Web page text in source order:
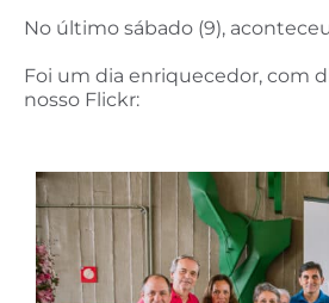
No último sábado (9),
Foi um dia enriquecedor, com
nosso Flickr: